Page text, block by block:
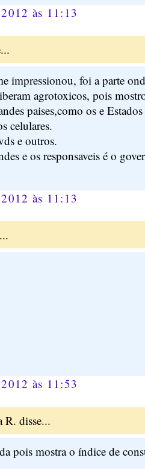
às 11:13
impressionou, foi a parte
agrotoxicos, pois
paises,como os e
celulares.
e outros.
e os responsaveis é o
às 11:13
às 11:53
R. disse...
pois mostra o índice de